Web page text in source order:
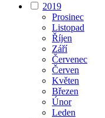
2019
Prosinec
Listopad
Říjen
Září
Červenec
Červen
Květen
Březen
Únor
Leden